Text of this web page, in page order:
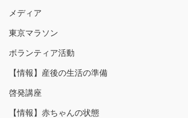
メディア
東京マラソン
ボランティア活動
【情報】産後の生活の準備
啓発講座
【情報】赤ちゃんの状態